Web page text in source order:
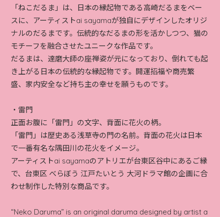
「ねこだるま」は、日本の縁起物である高崎だるまをベー
スに、アーティストai sayamaが独自にデザインしたオリジ
ナルのだるまです。伝統的なだるまの形を活かしつつ、猫の
モチーフを融合させたユニークな作品です。
だるまは、達磨大師の座禅姿が元になっており、倒れても起
き上がる日本の伝統的な縁起物です。開運招福や商売繁
盛、家内安全など持ち主の幸せを願うものです。
・雷門
正面お腹に「雷門」の文字、背面に花火の柄。
「雷門」は歴史ある浅草寺の門の名前。背面の花火は日本
で一番有名な隅田川の花火をイメージ。
アーティストai sayamaのアトリエが台東区谷中にあるご縁
で、台東区 べらぼう 江戸たいとう 大河ドラマ館の企画に合
わせ制作した特別な商品です。
“Neko Daruma” is an original daruma designed by artist a